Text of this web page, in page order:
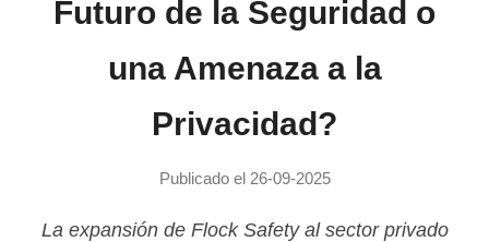
Futuro de la Seguridad o
una Amenaza a la
Privacidad?
Publicado el 26-09-2025
La expansión de Flock Safety al sector privado